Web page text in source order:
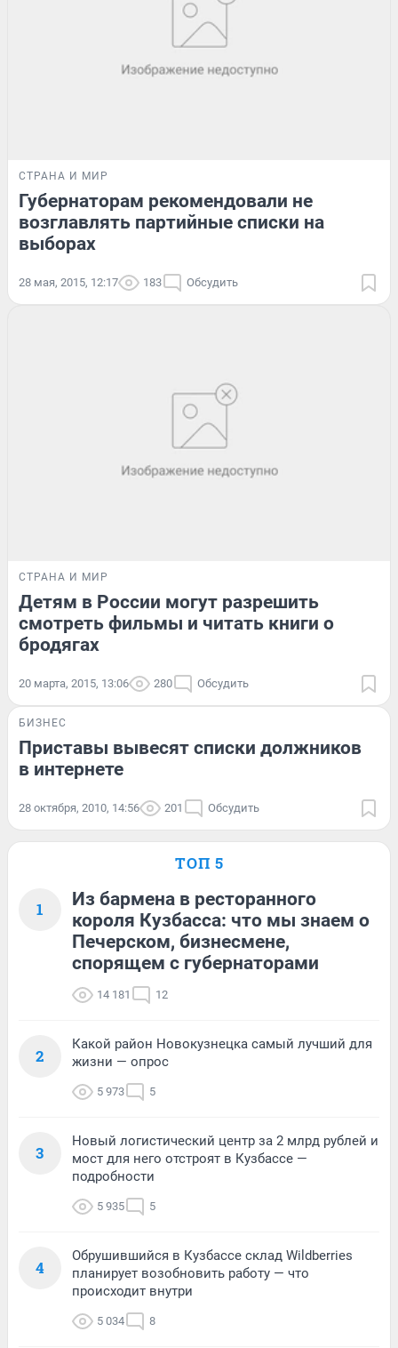
СТРАНА И МИР
Губернаторам рекомендовали не
возглавлять партийные списки на
выборах
28 мая, 2015, 12:17 183 Обсудить
СТРАНА И МИР
Детям в России могут разрешить
смотреть фильмы и читать книги о
бродягах
20 марта, 2015, 13:06 280 Обсудить
БИЗНЕС
Приставы вывесят списки должников
в интернете
28 октября, 2010, 14:56 201 Обсудить
ТОП 5
1
Из бармена в ресторанного
короля Кузбасса: что мы знаем о
Печерском, бизнесмене,
спорящем с губернаторами
14 181 12
2
Какой район Новокузнецка самый лучший для
жизни — опрос
5 973 5
3
Новый логистический центр за 2 млрд рублей и
мост для него отстроят в Кузбассе —
подробности
5 935 5
4
Обрушившийся в Кузбассе склад Wildberries
планирует возобновить работу — что
происходит внутри
5 034 8